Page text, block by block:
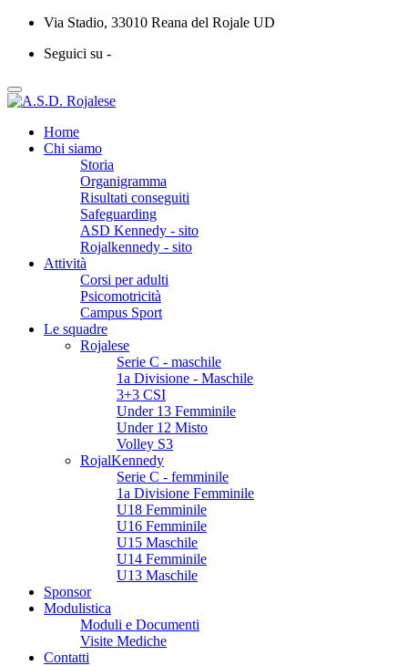
Via Stadio, 33010 Reana del Rojale UD
Seguici su -
Home
Chi siamo
Storia
Organigramma
Risultati conseguiti
Safeguarding
ASD Kennedy - sito
Rojalkennedy - sito
Attività
Corsi per adulti
Psicomotricità
Campus Sport
Le squadre
Rojalese
Serie C - maschile
1a Divisione - Maschile
3+3 CSI
Under 13 Femminile
Under 12 Misto
Volley S3
RojalKennedy
Serie C - femminile
1a Divisione Femminile
U18 Femminile
U16 Femminile
U15 Maschile
U14 Femminile
U13 Maschile
Sponsor
Modulistica
Moduli e Documenti
Visite Mediche
Contatti